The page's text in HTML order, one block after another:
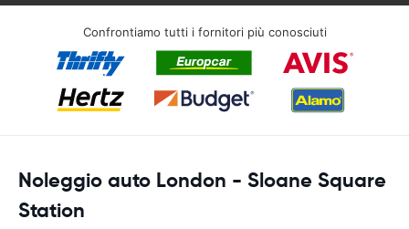
Confrontiamo tutti i fornitori più conosciuti
Noleggio auto London - Sloane Square
Station